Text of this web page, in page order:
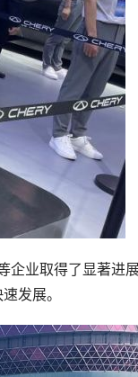
企业取得了显著进
发展。